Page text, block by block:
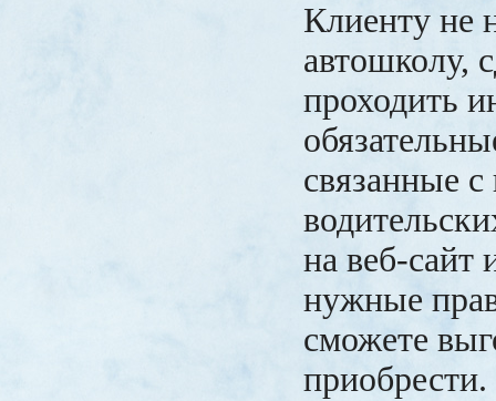
Клиенту не
автошколу,
проходить
связанные
на веб-сайт
нужные
сможете
приобрести.